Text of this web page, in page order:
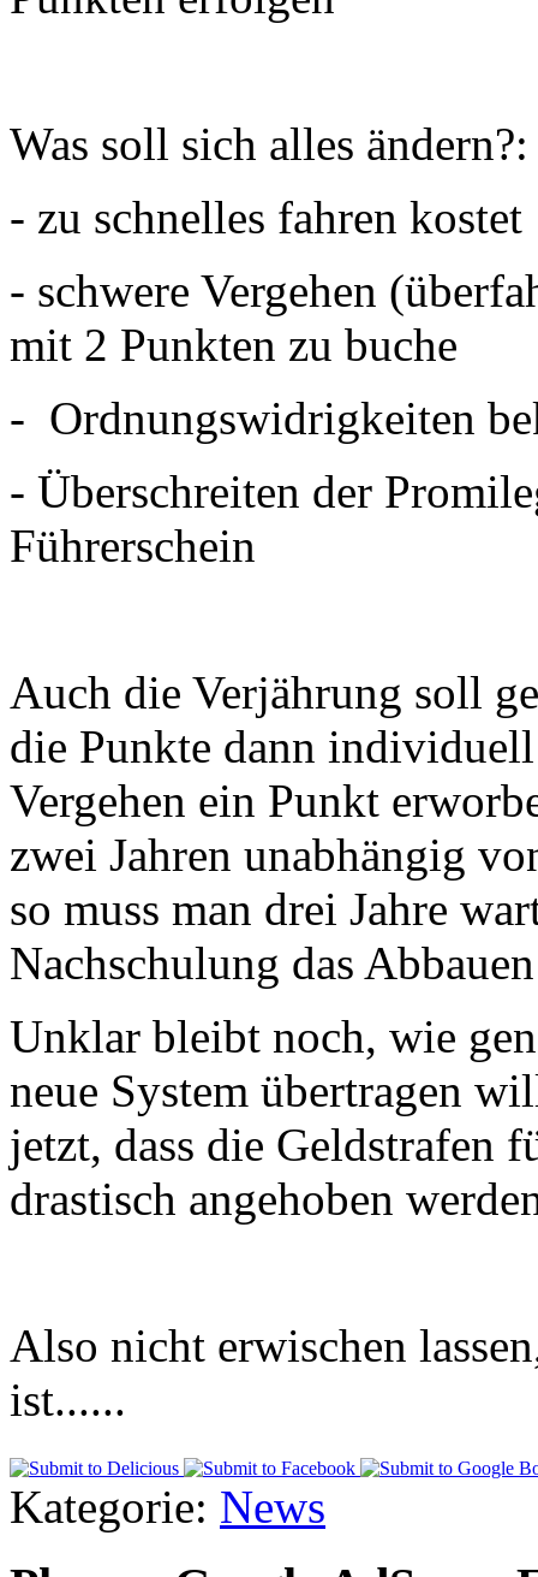
Was soll sich alles ändern?:
- zu schnelles fahren
- schwere Vergehen
mit 2 Punkten zu buche
- Ordnungswidrigkeiten
- Überschreiten der
Führerschein
Auch die Verjährung soll
die Punkte dann
Vergehen ein Punkt
zwei Jahren unabhängig
so muss man drei Jahre
Nachschulung das
Unklar bleibt noch, wie
neue System übertragen
jetzt, dass die Geldstrafen
drastisch angehoben
Also nicht erwischen
ist......
Kategorie: News